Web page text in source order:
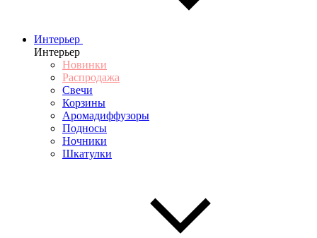
Интерьер
Интерьер
Новинки
Распродажа
Свечи
Корзины
Аромадиффузоры
Подносы
Ночники
Шкатулки